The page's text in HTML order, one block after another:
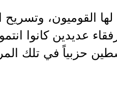
لها القوميون،
عديدين كانوا
حزبياً في تلك